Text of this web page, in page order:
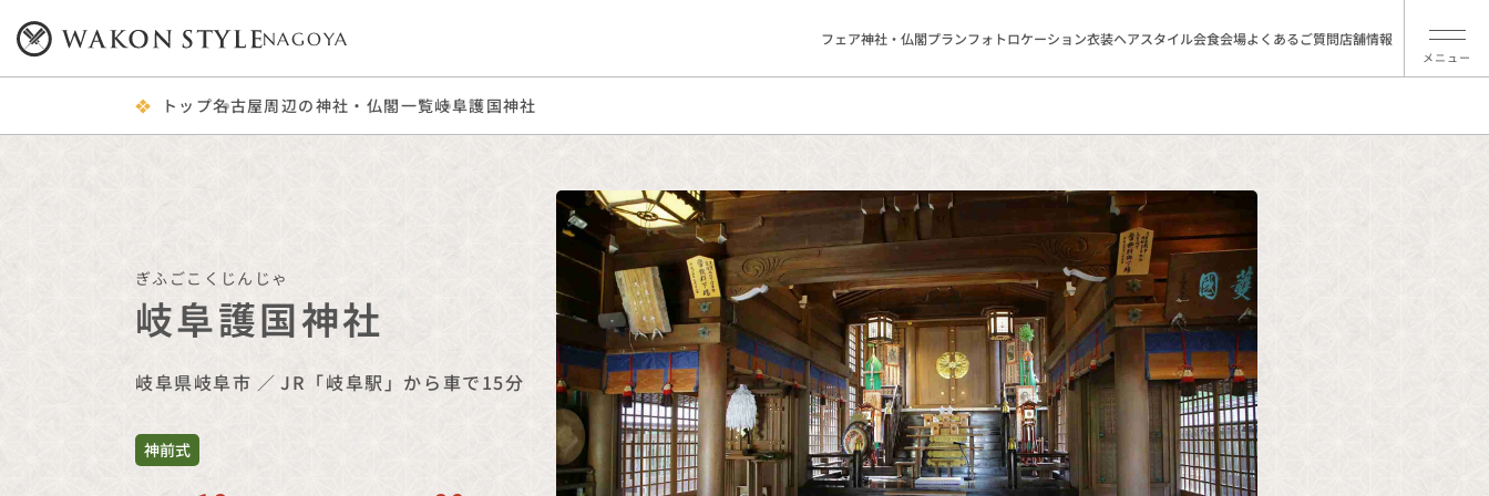
NAGOYA フェア神社・仏閣プランフォトロケーション衣装ヘアスタイル会食会場よくあるご質問店舗情報
トップ名古屋周辺の神社・仏閣一覧岐阜護国神社
ぎふごこくじんじゃ
岐阜護国神社
岐阜県岐阜市 ／ JR「岐阜駅」から車で15分
神前式